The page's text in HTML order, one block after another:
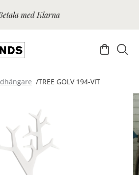
med Klarna
TREE GOLV 194-VIT